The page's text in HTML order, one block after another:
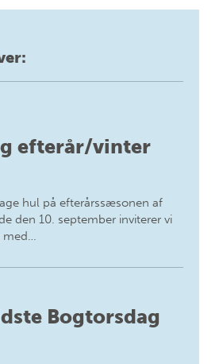
efterår/vinter
hul på efterårssæsonen af
den 10. september inviterer vi
Bogtorsdag